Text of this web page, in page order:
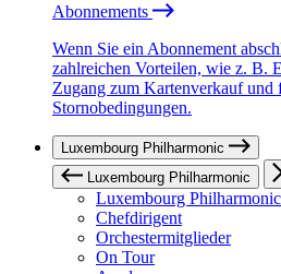
Abonnements
Wenn Sie ein Abonnement
zahlreichen Vorteilen, wie z. B.
Zugang zum Kartenverkauf und
Stornobedingungen.
Luxembourg Philharmonic
Luxembourg Philharmonic
Luxembourg Philharmonic
Chefdirigent
Orchestermitglieder
On Tour